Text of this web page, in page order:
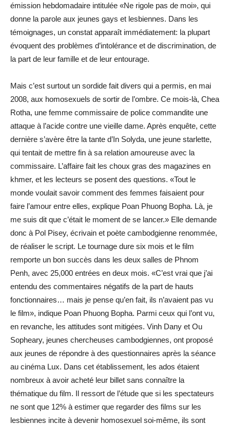
émission hebdomadaire intitulée «Ne rigole pas de moi», qui
donne la parole aux jeunes gays et lesbiennes. Dans les
témoignages, un constat apparaît immédiatement: la plupart
évoquent des problèmes d’intolérance et de discrimination, de
la part de leur famille et de leur entourage.
Mais c’est surtout un sordide fait divers qui a permis, en mai
2008, aux homosexuels de sortir de l’ombre. Ce mois-là, Chea
Rotha, une femme commissaire de police commandite une
attaque à l’acide contre une vieille dame. Après enquête, cette
dernière s’avère être la tante d’In Solyda, une jeune starlette,
qui tentait de mettre fin à sa relation amoureuse avec la
commissaire. L’affaire fait les choux gras des magazines en
khmer, et les lecteurs se posent des questions. «Tout le
monde voulait savoir comment des femmes faisaient pour
faire l’amour entre elles, explique Poan Phuong Bopha. Là, je
me suis dit que c’était le moment de se lancer.» Elle demande
donc à Pol Pisey, écrivain et poète cambodgienne renommée,
de réaliser le script. Le tournage dure six mois et le film
remporte un bon succès dans les deux salles de Phnom
Penh, avec 25,000 entrées en deux mois. «C’est vrai que j’ai
entendu des commentaires négatifs de la part de hauts
fonctionnaires… mais je pense qu’en fait, ils n’avaient pas vu
le film», indique Poan Phuong Bopha. Parmi ceux qui l’ont vu,
en revanche, les attitudes sont mitigées. Vinh Dany et Ou
Sopheary, jeunes chercheuses cambodgiennes, ont proposé
aux jeunes de répondre à des questionnaires après la séance
au cinéma Lux. Dans cet établissement, les ados étaient
nombreux à avoir ­­­acheté leur billet sans connaître la
thématique du film. Il ressort de l’étude que si les spectateurs
ne sont que 12% à estimer que regarder des films sur les
lesbiennes incite à devenir homosexuel soi-même, ils sont